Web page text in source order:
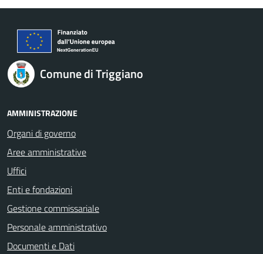
Comune di Triggiano
AMMINISTRAZIONE
Organi di governo
Aree amministrative
Uffici
Enti e fondazioni
Gestione commissariale
Personale amministrativo
Documenti e Dati